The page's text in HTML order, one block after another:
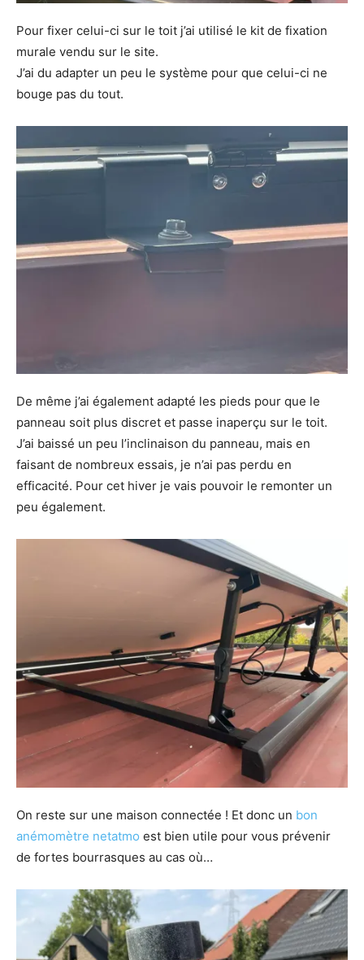
Pour fixer celui-ci sur le toit j’ai utilisé le kit de fixation
murale vendu sur le site.
J’ai du adapter un peu le système pour que celui-ci ne
bouge pas du tout.
De même j’ai également adapté les pieds pour que le
panneau soit plus discret et passe inaperçu sur le toit.
J’ai baissé un peu l’inclinaison du panneau, mais en
faisant de nombreux essais, je n’ai pas perdu en
efficacité. Pour cet hiver je vais pouvoir le remonter un
peu également.
On reste sur une maison connectée ! Et donc un bon
anémomètre netatmo est bien utile pour vous prévenir
de fortes bourrasques au cas où…